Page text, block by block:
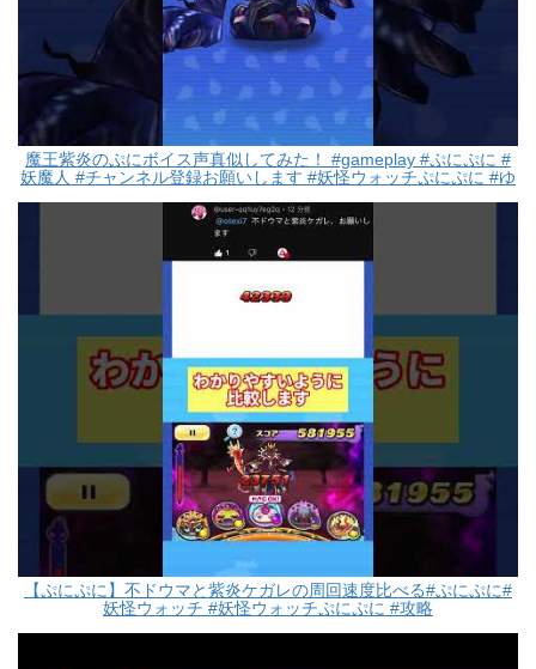
魔王紫炎のぷにボイス声真似してみた！ #gameplay #ぷにぷに #
妖魔人 #チャンネル登録お願いします #妖怪ウォッチぷにぷに #ゆ
【ぷにぷに】不ドウマと紫炎ケガレの周回速度比べる#ぷにぷに#
妖怪ウォッチ #妖怪ウォッチぷにぷに #攻略